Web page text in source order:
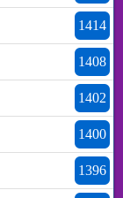
1414
1408
1402
1400
1396